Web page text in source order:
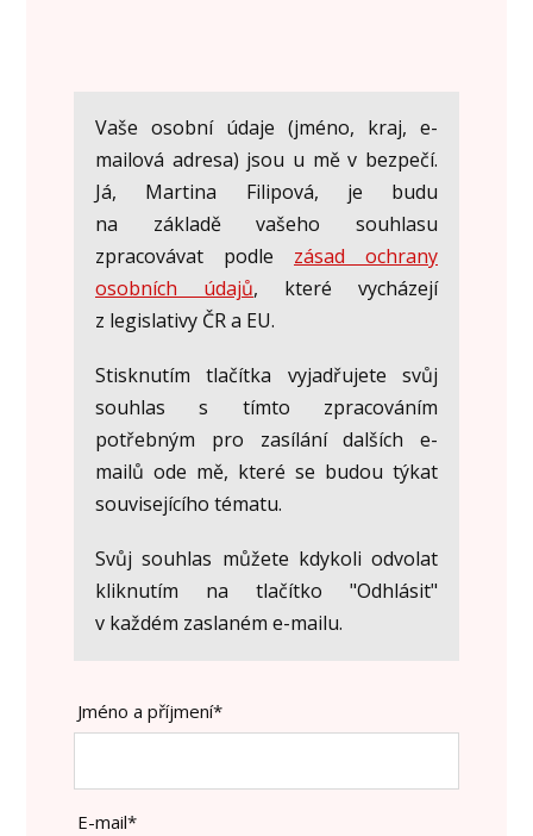
Vaše osobní údaje (jméno, kraj, e-
mailová adresa) jsou u mě v bezpečí.
Já, Martina Filipová, je budu
na základě vašeho souhlasu
zpracovávat podle zásad ochrany
osobních údajů, které vycházejí
z legislativy ČR a EU.
Stisknutím tlačítka vyjadřujete svůj
souhlas s tímto zpracováním
potřebným pro zasílání dalších e-
mailů ode mě, které se budou týkat
souvisejícího tématu.
Svůj souhlas můžete kdykoli odvolat
kliknutím na tlačítko "Odhlásit"
v každém zaslaném e-mailu.
Jméno a příjmení*
E-mail*